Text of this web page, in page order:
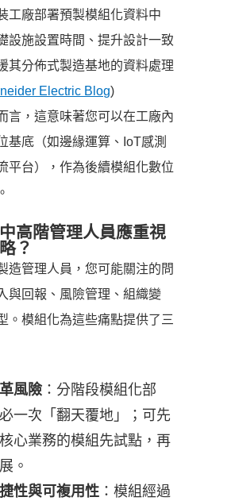
工廠部署預製模組化資料中
設施設置時間、提升設計一致
其分佈式製造基地的資料處理
Electric Blog)
言，這意味著您可以在工廠內
基底（如邊緣運算、IoT感測
平台），作為後續模組化數位
高階管理人員應重視
？
造管理人員，您可能關注的問
與回報、風險管理、組織變
。模組化為這些痛點提供了三
風險 ：分階段模組化部
一次「翻天覆地」；可先
心業務的模組先試點，再
。
性與可複用性 ：模組經過